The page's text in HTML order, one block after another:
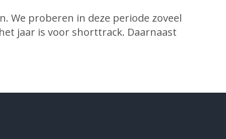
We proberen in deze periode zoveel
jaar is voor shorttrack. Daarnaast